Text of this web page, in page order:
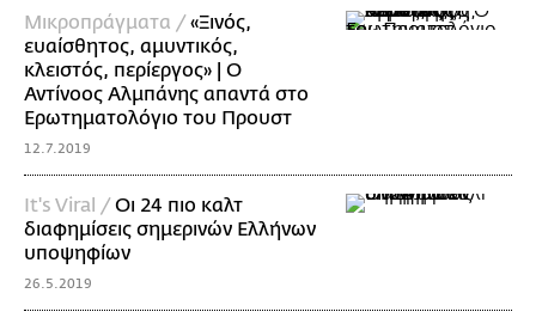
Mικροπράγματα /«Ξινός,
ευαίσθητος, αμυντικός,
κλειστός, περίεργος» | O
Αντίνοος Αλμπάνης απαντά στο
Ερωτηματολόγιο του Προυστ
12.7.2019
It's Viral /Οι 24 πιο καλτ
διαφημίσεις σημερινών Ελλήνων
υποψηφίων
26.5.2019